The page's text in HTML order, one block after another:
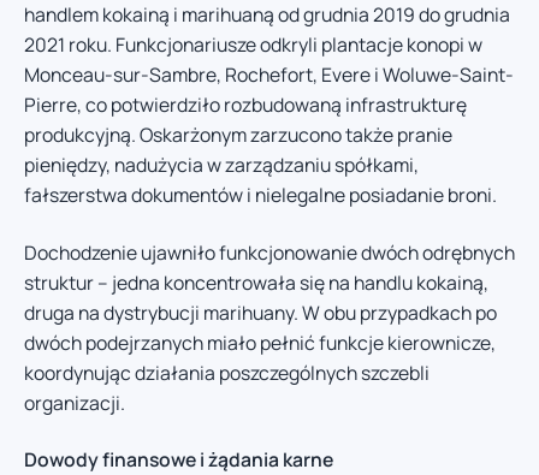
handlem kokainą i marihuaną od grudnia 2019 do grudnia
2021 roku. Funkcjonariusze odkryli plantacje konopi w
Monceau-sur-Sambre, Rochefort, Evere i Woluwe-Saint-
Pierre, co potwierdziło rozbudowaną infrastrukturę
produkcyjną. Oskarżonym zarzucono także pranie
pieniędzy, nadużycia w zarządzaniu spółkami,
fałszerstwa dokumentów i nielegalne posiadanie broni.
Dochodzenie ujawniło funkcjonowanie dwóch odrębnych
struktur – jedna koncentrowała się na handlu kokainą,
druga na dystrybucji marihuany. W obu przypadkach po
dwóch podejrzanych miało pełnić funkcje kierownicze,
koordynując działania poszczególnych szczebli
organizacji.
Dowody finansowe i żądania karne